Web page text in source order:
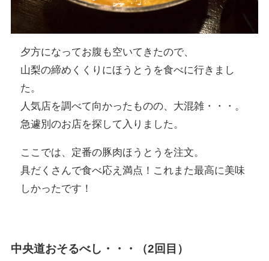
夕方になってお腹も空いてきたので、
山梨の締めくくりにほうとうを食べに行きまし
た。
人気店を調べて向かったものの、大混雑・・・。
急遽別のお店を探して入りました。
ここでは、定番の豚肉ほうとうを注文。
具だくさんで食べ応え満点！これまた最高に美味
しかったです！
中央道おそるべし・・・（2回目）